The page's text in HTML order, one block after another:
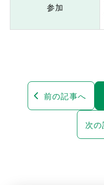
参加
前の記事へ
次